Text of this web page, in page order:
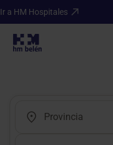
Ir a HM Hospitales
Encuentra tu